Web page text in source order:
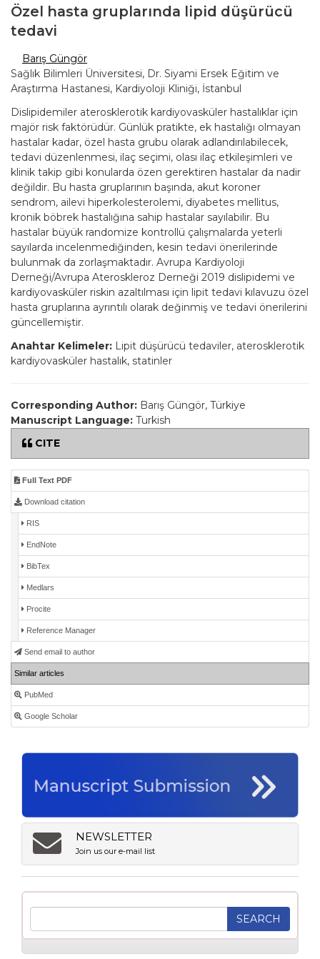
Özel hasta gruplarında lipid düşürücü
tedavi
Barış Güngör
Sağlık Bilimleri Üniversitesi, Dr. Siyami Ersek Eğitim ve
Araştırma Hastanesi, Kardiyoloji Kliniği, İstanbul
Dislipidemiler aterosklerotik kardiyovasküler hastalıklar için
majör risk faktörüdür. Günlük pratikte, ek hastalığı olmayan
hastalar kadar, özel hasta grubu olarak adlandırılabilecek,
tedavi düzenlenmesi, ilaç seçimi, olası ilaç etkileşimleri ve
klinik takip gibi konularda özen gerektiren hastalar da nadir
değildir. Bu hasta gruplarının başında, akut koroner
sendrom, ailevi hiperkolesterolemi, diyabetes mellitus,
kronik böbrek hastalığına sahip hastalar sayılabilir. Bu
hastalar büyük randomize kontrollü çalışmalarda yeterli
sayılarda incelenmediğinden, kesin tedavi önerilerinde
bulunmak da zorlaşmaktadır. Avrupa Kardiyoloji
Derneği/Avrupa Ateroskleroz Derneği 2019 dislipidemi ve
kardiyovasküler riskin azaltılması için lipit tedavi kılavuzu özel
hasta gruplarına ayrıntılı olarak değinmiş ve tedavi önerilerini
güncellemiştir.
Anahtar Kelimeler: Lipit düşürücü tedaviler, aterosklerotik
kardiyovasküler hastalık, statinler
Corresponding Author: Barış Güngör, Türkiye
Manuscript Language: Turkish
CITE
Full Text PDF
Download citation
RIS
EndNote
BibTex
Medlars
Procite
Reference Manager
Send email to author
Similar articles
PubMed
Google Scholar
NEWSLETTER
Join us our e-mail list